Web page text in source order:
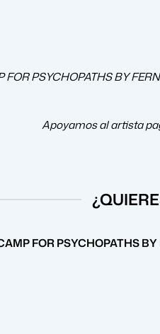
FOR PSYCHOPATHS BY
Apoyamos al artista
FOR PSYCHOPATHS